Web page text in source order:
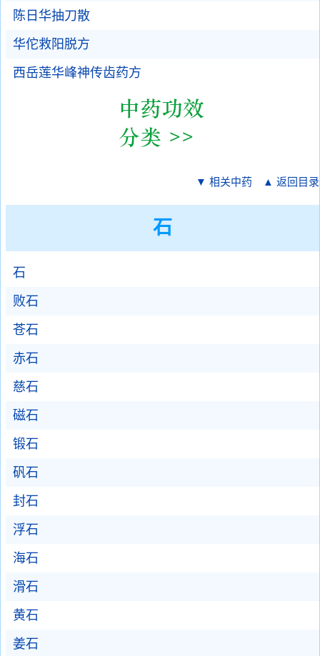
陈日华抽刀散
华佗救阳脱方
西岳莲华峰神传齿药方
▼ 相关中药 ▲ 返回目录
石
石
败石
苍石
赤石
慈石
磁石
锻石
矾石
封石
浮石
海石
滑石
黄石
姜石